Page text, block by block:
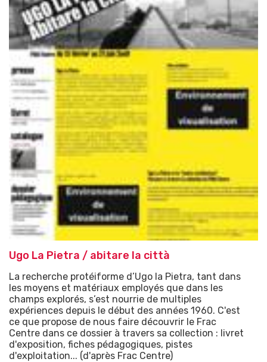
Ugo La Pietra / abitare la città
La recherche protéiforme d’Ugo la Pietra, tant dans
les moyens et matériaux employés que dans les
champs explorés, s’est nourrie de multiples
expériences depuis le début des années 1960. C'est
ce que propose de nous faire découvrir le Frac
Centre dans ce dossier à travers sa collection : livret
d'exposition, fiches pédagogiques, pistes
d'exploitation... (d'après Frac Centre)